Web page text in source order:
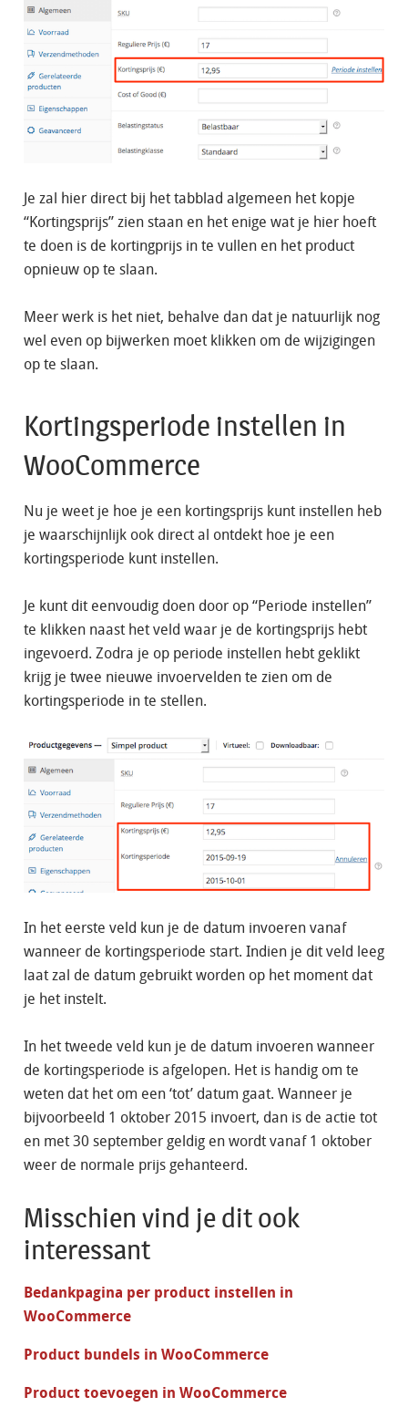
Je zal hier direct bij het tabblad algemeen het kopje
“Kortingsprijs” zien staan en het enige wat je hier hoeft
te doen is de kortingprijs in te vullen en het product
opnieuw op te slaan.
Meer werk is het niet, behalve dan dat je natuurlijk nog
wel even op bijwerken moet klikken om de wijzigingen
op te slaan.
Kortingsperiode instellen in
WooCommerce
Nu je weet je hoe je een kortingsprijs kunt instellen heb
je waarschijnlijk ook direct al ontdekt hoe je een
kortingsperiode kunt instellen.
Je kunt dit eenvoudig doen door op “Periode instellen”
te klikken naast het veld waar je de kortingsprijs hebt
ingevoerd. Zodra je op periode instellen hebt geklikt
krijg je twee nieuwe invoervelden te zien om de
kortingsperiode in te stellen.
In het eerste veld kun je de datum invoeren vanaf
wanneer de kortingsperiode start. Indien je dit veld leeg
laat zal de datum gebruikt worden op het moment dat
je het instelt.
In het tweede veld kun je de datum invoeren wanneer
de kortingsperiode is afgelopen. Het is handig om te
weten dat het om een ‘tot’ datum gaat. Wanneer je
bijvoorbeeld 1 oktober 2015 invoert, dan is de actie tot
en met 30 september geldig en wordt vanaf 1 oktober
weer de normale prijs gehanteerd.
Misschien vind je dit ook
interessant
Bedankpagina per product instellen in
WooCommerce
Product bundels in WooCommerce
Product toevoegen in WooCommerce